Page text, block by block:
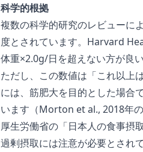
科学的根拠
複数の科学的研究のレビューに
度とされています。Harvard
体重×2.0g/日を超えない方が良い
ただし、この数値は「これ以上
には、筋肥大を目的とした場合
います（Morton et al., 2018年の
厚生労働省の「日本人の食事摂
過剰摂取には注意が必要とされて